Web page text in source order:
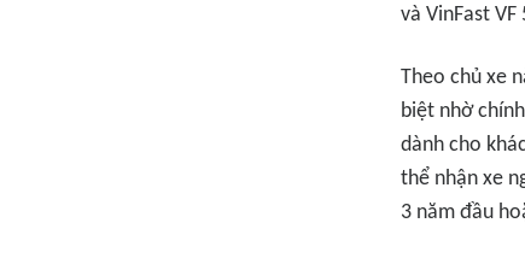
và VinFast
Theo chủ xe
biệt nhờ
dành cho
thể nhận xe
3 năm đầu